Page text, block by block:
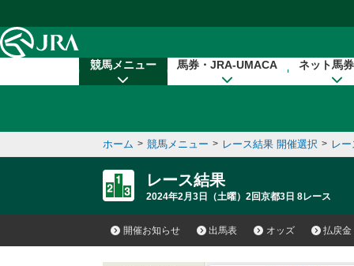
競馬メニュー 馬券・JRA-UMACA ネット馬
ホーム > 競馬メニュー > レース結果 開催選択 > レ
レース結果
2024年2月3日（土曜）2回京都3日 8レース
開催お知らせ 出馬表 オッズ 払戻金